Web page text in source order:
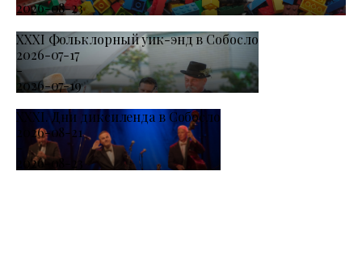
2026-08-23
XXXI Фольклорный уик-энд в Собосло
2026-07-17
-
2026-07-19
XXXI. Дни диксиленда в Собосло
2026-08-21
-
2026-08-23